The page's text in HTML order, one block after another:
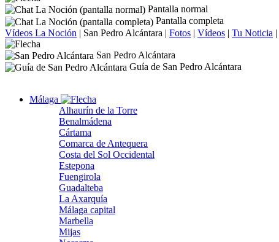
Pantalla normal
Pantalla completa
Vídeos La Noción | San Pedro Alcántara | Fotos | Vídeos | Tu Noticia |
San Pedro Alcántara
Guía de San Pedro Alcántara
Málaga
Alhaurín de la Torre
Benalmádena
Cártama
Comarca de Antequera
Costa del Sol Occidental
Estepona
Fuengirola
Guadalteba
La Axarquía
Málaga capital
Marbella
Mijas